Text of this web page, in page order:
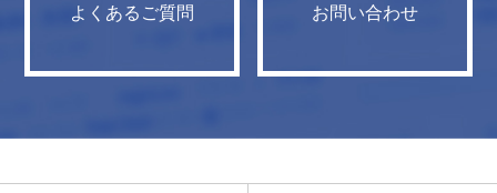
よくあるご質問 お問い合わせ